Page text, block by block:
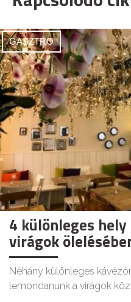
GASZTRO
4 különleges
virágok
Néhány különleges
lemondanunk a virágok